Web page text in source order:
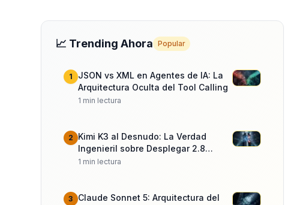
📈 Trending Ahora Popular
1
JSON vs XML en Agentes de IA: La
Arquitectura Oculta del Tool Calling
1 min lectura
2 Kimi K3 al Desnudo: La Verdad
Ingenieril sobre Desplegar 2.8
Billones de Parámetros
1 min lectura
3 Claude Sonnet 5: Arquitectura del